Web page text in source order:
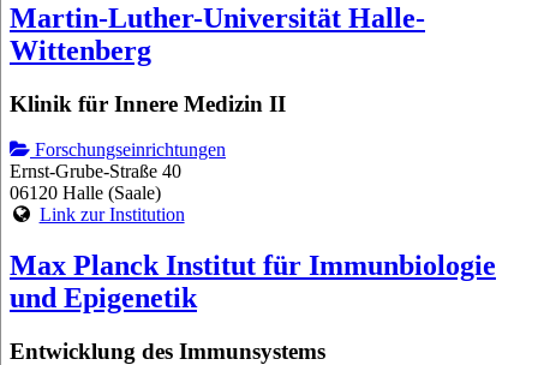
Martin-Luther-Universität Halle-
Wittenberg
Klinik für Innere Medizin II
Forschungseinrichtungen
Ernst-Grube-Straße 40
06120 Halle (Saale)
Link zur Institution
Max Planck Institut für Immunbiologie
und Epigenetik
Entwicklung des Immunsystems